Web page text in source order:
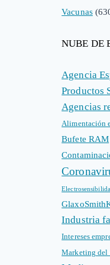
Vacunas
NUBE DE
Agencia
Productos
Agencias
Alimentación
Bufete RAM
Industria
Intereses
Marketing del